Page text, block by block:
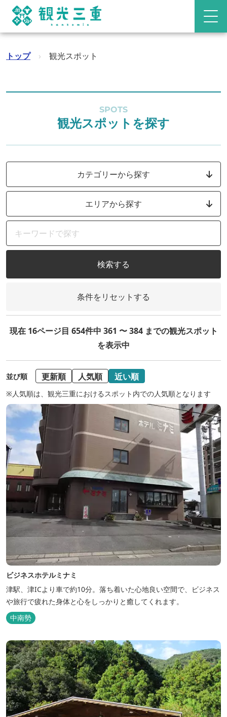
トップ › 観光スポット
SPOTS
観光スポットを探す
カテゴリーから探す
エリアから探す
検索する
条件をリセットする
現在 16ページ目 654件中 361 〜 384 までの観光スポット
を表示中
並び順 更新順 人気順 近い順
※人気順は、観光三重におけるスポット内での人気順となります
ビジネスホテルミナミ
津駅、津ICより車で約10分。落ち着いた心地良い空間で、ビジネス
や旅行で疲れた身体と心をしっかりと癒してくれます。
中南勢